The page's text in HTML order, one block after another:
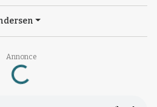
Annonce
Loading...